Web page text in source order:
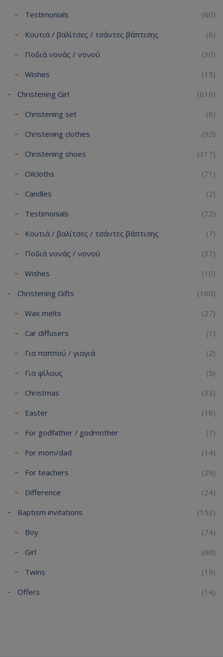
Testimonials
(60)
Κουτιά / βαλίτσες / τσάντες βάπτισης
(6)
Ποδιά νονάς / νονού
(30)
Wishes
(15)
Christening Girl
(616)
Christening set
(8)
Christening clothes
(92)
Christening shoes
(317)
Oilcloths
(71)
Candles
(2)
Testimonials
(72)
Κουτιά / βαλίτσες / τσάντες βάπτισης
(7)
Ποδιά νονάς / νονού
(37)
Wishes
(10)
Christening Gifts
(160)
Wax melts
(27)
Car diffusers
(1)
Για παππού / γιαγιά
(2)
Για φίλους
(5)
Christmas
(33)
Easter
(18)
For godfather / godmother
(7)
For mom/dad
(14)
For teachers
(29)
Difference
(24)
Baptism invitations
(153)
Boy
(74)
Girl
(60)
Twins
(19)
Offers
(14)